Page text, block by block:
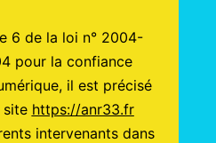
6 de la loi n° 2004-
pour la confiance
il est précisé
site https://anr33.fr
intervenants dans